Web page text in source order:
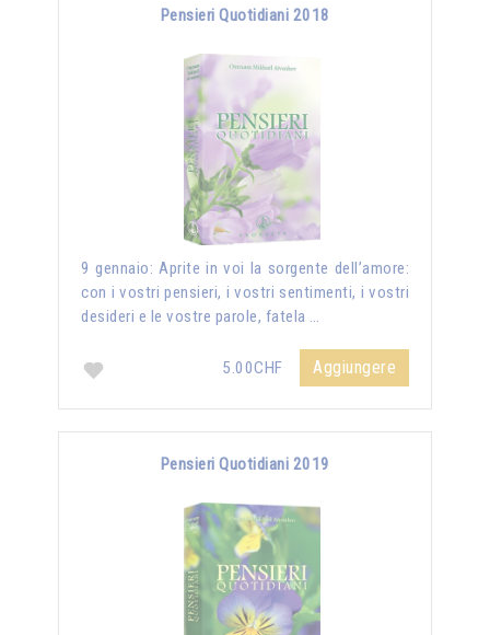
Pensieri Quotidiani 2018
9 gennaio: Aprite in voi la sorgente dell’amore:
con i vostri pensieri, i vostri sentimenti, i vostri
desideri e le vostre parole, fatela …
5.00CHF Aggiungere
Pensieri Quotidiani 2019